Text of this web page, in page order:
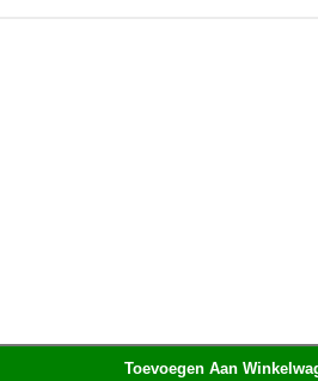
Toevoegen Aan